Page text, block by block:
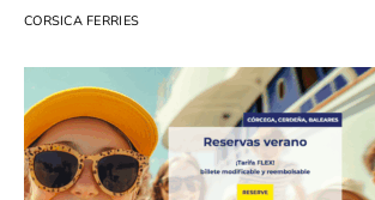
CORSICA FERRIES